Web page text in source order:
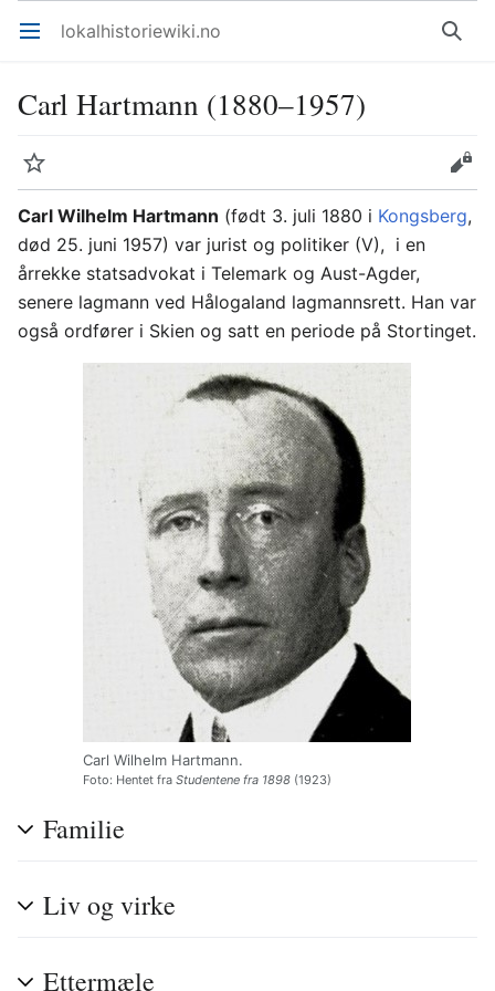
Åpne hovedmenyen lokalhistoriewiki.no Søk
Carl Hartmann (1880–1957)
Overvåk
Rediger
Carl Wilhelm Hartmann (født 3. juli 1880 i Kongsberg,
død 25. juni 1957) var jurist og politiker (V), i en
årrekke statsadvokat i Telemark og Aust-Agder,
senere lagmann ved Hålogaland lagmannsrett. Han var
også ordfører i Skien og satt en periode på Stortinget.
Carl Wilhelm Hartmann.
Foto: Hentet fra Studentene fra 1898(1923)
Familie
Liv og virke
Ettermæle